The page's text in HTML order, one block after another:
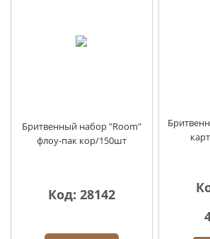
Бритвенный набор "Room"
флоу-пак кор/150шт
Код: 28142